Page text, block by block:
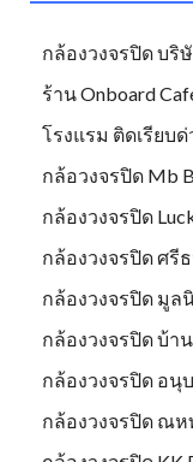
กล้องวงจรปิด บริ
ร้าน Onboard
โรงแรม ติดเรียบ
กล้อวงจรปิด Mb
กล้องวงจรปิด
กล้องวงจรปิด ศรี
กล้องวงจรปิด มูล
กล้องวงจรปิด บ้า
กล้องวงจรปิด อนุ
กล้องวงจรปิด ณห